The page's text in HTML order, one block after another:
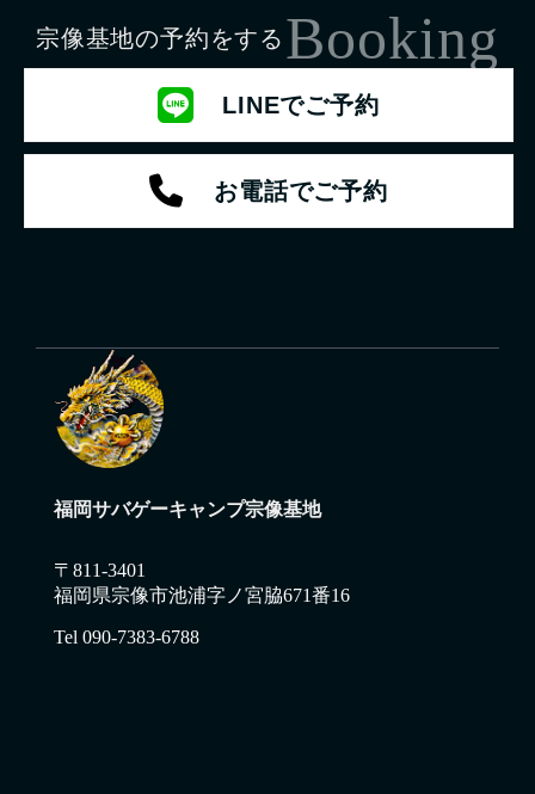
Booking
宗像基地の予約をする
LINEでご予約
お電話でご予約
福岡サバゲーキャンプ宗像基地
〒811-3401
福岡県宗像市池浦字ノ宮脇671番16
Tel 090-7383-6788